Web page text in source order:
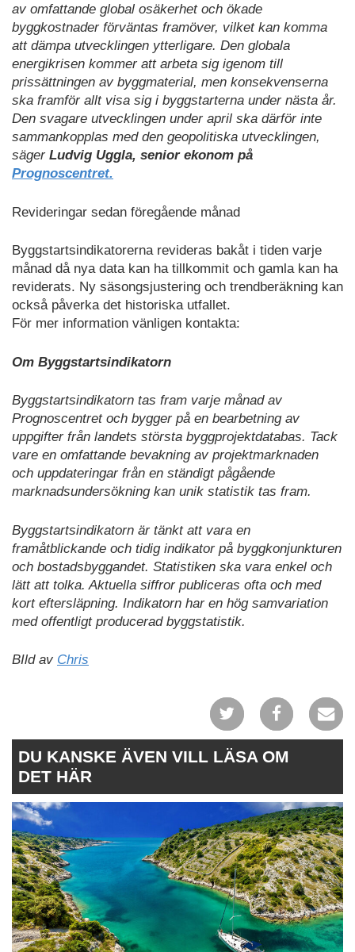
av omfattande global osäkerhet och ökade
byggkostnader förväntas framöver, vilket kan komma
att dämpa utvecklingen ytterligare. Den globala
energikrisen kommer att arbeta sig igenom till
prissättningen av byggmaterial, men konsekvenserna
ska framför allt visa sig i byggstarterna under nästa år.
Den svagare utvecklingen under april ska därför inte
sammankopplas med den geopolitiska utvecklingen,
säger Ludvig Uggla, senior ekonom på
Prognoscentret.
Revideringar sedan föregående månad
Byggstartsindikatorerna revideras bakåt i tiden varje
månad då nya data kan ha tillkommit och gamla kan ha
reviderats. Ny säsongsjustering och trendberäkning kan
också påverka det historiska utfallet.
För mer information vänligen kontakta:
Om Byggstartsindikatorn
Byggstartsindikatorn tas fram varje månad av
Prognoscentret och bygger på en bearbetning av
uppgifter från landets största byggprojektdatabas. Tack
vare en omfattande bevakning av projektmarknaden
och uppdateringar från en ständigt pågående
marknadsundersökning kan unik statistik tas fram.
Byggstartsindikatorn är tänkt att vara en
framåtblickande och tidig indikator på byggkonjunkturen
och bostadsbyggandet. Statistiken ska vara enkel och
lätt att tolka. Aktuella siffror publiceras ofta och med
kort eftersläpning. Indikatorn har en hög samvariation
med offentligt producerad byggstatistik.
BIld av Chris
DU KANSKE ÄVEN VILL LÄSA OM
DET HÄR